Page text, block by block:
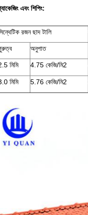
এবং শিপিং:
রজন ছাদ টালি
অনুপাত
মিমি 4.75 কেজি/মি2
মিমি 5.76 কেজি/মি2